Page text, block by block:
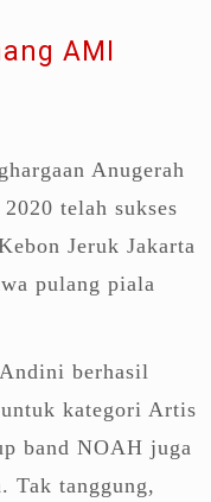
AMI
Anugerah
telah sukses
Jeruk Jakarta
pulang piala
berhasil
kategori Artis
band NOAH juga
Tak tanggung,